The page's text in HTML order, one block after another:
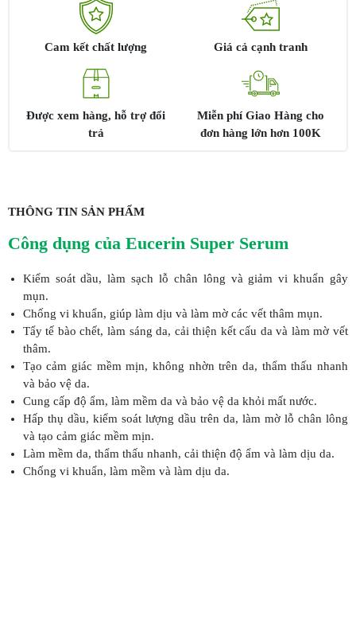
Cam kết chất lượng Giá cả cạnh tranh
Được xem hàng, hỗ trợ đổi
trả
Miễn phí Giao Hàng cho
đơn hàng lớn hơn 100K
THÔNG TIN SẢN PHẨM
Công dụng của Eucerin Super Serum
Kiểm soát dầu, làm sạch lỗ chân lông và giảm vi khuẩn gây
mụn.
Chống vi khuẩn, giúp làm dịu và làm mờ các vết thâm mụn.
Tẩy tế bào chết, làm sáng da, cải thiện kết cấu da và làm mờ vết
thâm.
Tạo cảm giác mềm mịn, không nhờn trên da, thẩm thấu nhanh
và bảo vệ da.
Cung cấp độ ẩm, làm mềm da và bảo vệ da khỏi mất nước.
Hấp thụ dầu, kiểm soát lượng dầu trên da, làm mờ lỗ chân lông
và tạo cảm giác mềm mịn.
Làm mềm da, thẩm thấu nhanh, cải thiện độ ẩm và làm dịu da.
Chống vi khuẩn, làm mềm và làm dịu da.